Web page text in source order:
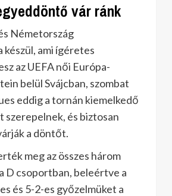
vár ránk
Németország
készül, ami ígéretes
az UEFA női Európa-
belül Svájcban, szombat
eddig a tornán kiemelkedő
szerepelnek, és biztosan
a döntőt.
meg az összes három
D csoportban, beleértve a
és 5-2-es győzelmüket a